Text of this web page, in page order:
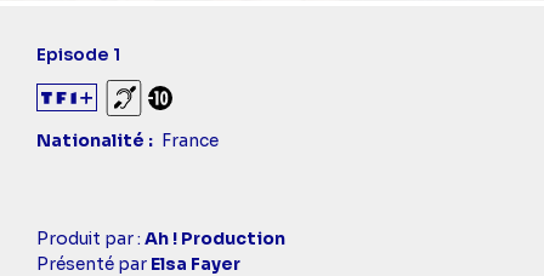
Episode 1
Sourds et malentendants
Déconseillé aux -10 ans
Nationalité
France
Casting
simba
Produit par : Ah ! Production
Présenté par Elsa Fayer